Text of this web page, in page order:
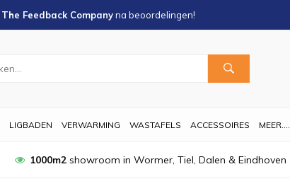
The Feedback Companyna beoordelingen!
LIGBADEN VERWARMING WASTAFELS ACCESSOIRES MEER....
1000m2showroom in Wormer, Tiel, Dalen & Eindhoven